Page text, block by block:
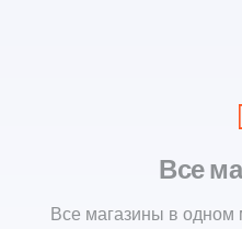
Все
Все магазины в одном